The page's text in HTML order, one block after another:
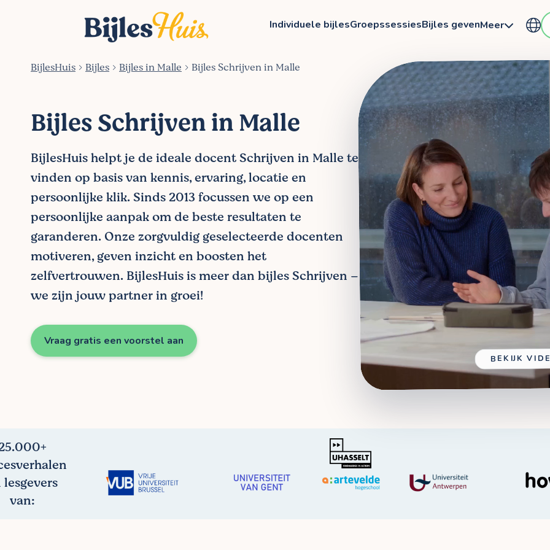
Individuele bijlesGroepssessiesBijles gevenMeer
BijlesHuis Bijles Bijles in Malle Bijles Schrijven in Malle
Bijles Schrijven in Malle
BijlesHuis helpt je de ideale docent Schrijven in Malle te
vinden op basis van kennis, ervaring, locatie en
persoonlijke klik. Sinds 2013 focussen we op een
persoonlijke aanpak om de beste resultaten te
garanderen. Onze zorgvuldig geselecteerde docenten
motiveren, geven inzicht en boosten het
zelfvertrouwen. BijlesHuis is meer dan bijles Schrijven –
we zijn jouw partner in groei!
Vraag gratis een voorstel aan
BEKIJK
lesgevers
van: